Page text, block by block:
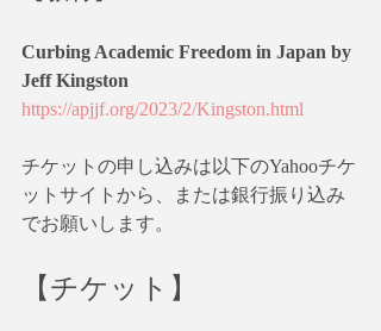
Curbing Academic Freedom in Japan by
Jeff Kingston
https://apjjf.org/2023/2/Kingston.html
チケットの申し込みは以下のYahooチケ
ットサイトから、または銀行振り込み
でお願いします。
【チケット】